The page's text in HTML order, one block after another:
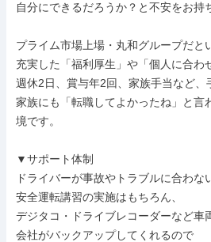
自分にできるだろうか？と不安をお持
プライム市場上場・丸和グループだと
充実した「福利厚生」や「個人に合わ
週休2日、賞与年2回、家族手当など、
家族にも「転職してよかったね」と言
境です。
▼サポート体制
ドライバーが事故やトラブルに合わな
安全運転講習の実施はもちろん、
デジタコ・ドライブレコーダーなど車
会社がバックアップしてくれるので